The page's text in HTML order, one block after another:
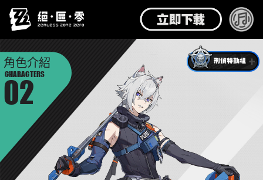
角色介紹
CHARACTERS
02
刑偵特勤組